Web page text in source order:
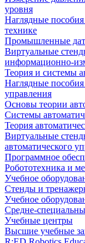
уровня
Наглядные
технике
Промышленные
Виртуальные
информационно-
Теория и системы
Наглядные
управления
Основы теории
Системы
Теория
Виртуальные
автоматического
Программное
Робототехника и
Учебное
Стенды и
Учебное
Средне-
Учебные центры
Высшие учебные